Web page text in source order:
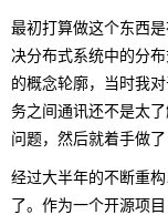
最初打算做这个东西
决分布式系统中的分
的概念轮廓，当时我
务之间通讯还不是太
问题，然后就着手做
经过大半年的不断重
了。作为一个开源项